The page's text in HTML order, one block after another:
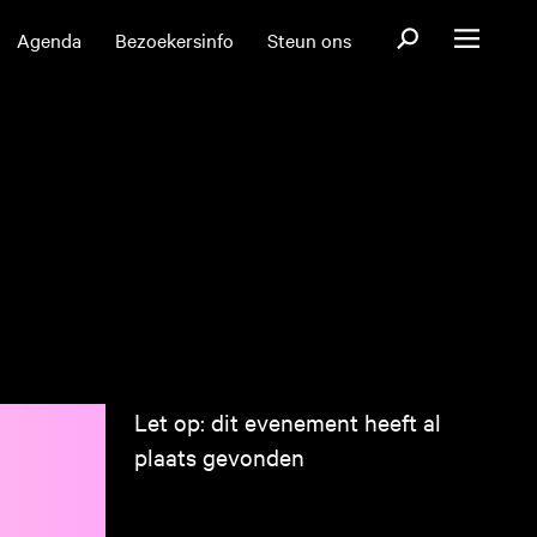
Agenda Bezoekersinfo Steun ons OpenOpen menu
Let op: dit evenement heeft al
plaats gevonden